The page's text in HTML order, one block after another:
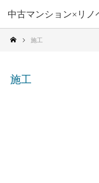
中古マンション×リノ
フォーム』
施工
施工